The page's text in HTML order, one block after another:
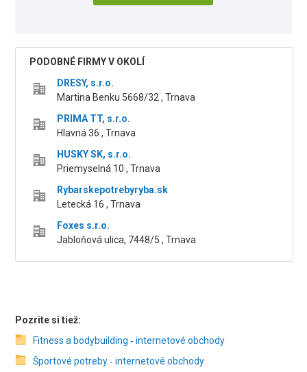
PODOBNÉ FIRMY V OKOLÍ
DRESY, s.r.o.
Martina Benku 5668/32 , Trnava
PRIMA TT, s.r.o.
Hlavná 36 , Trnava
HUSKY SK, s.r.o.
Priemyselná 10 , Trnava
Rybarskepotrebyryba.sk
Letecká 16 , Trnava
Foxes s.r.o.
Jabloňová ulica, 7448/5 , Trnava
Pozrite si tiež:
Fitness a bodybuilding ‑ internetové obchody
Športové potreby ‑ internetové obchody